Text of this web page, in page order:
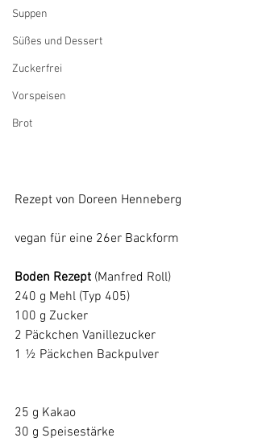
Suppen
Süßes und Dessert
Zuckerfrei
Vorspeisen
Brot
Rezept von Doreen Henneberg
​vegan für eine 26er Backform
Boden Rezept (Manfred Roll)
240 g Mehl (Typ 405)
100 g Zucker
2 Päckchen Vanillezucker
1 ½ Päckchen Backpulver
25 g Kakao
30 g Speisestärke